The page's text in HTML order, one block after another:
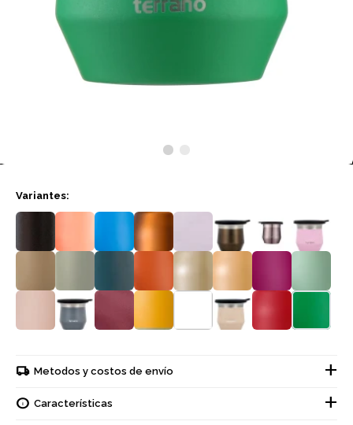
Variantes:
Metodos y costos de envío
Características